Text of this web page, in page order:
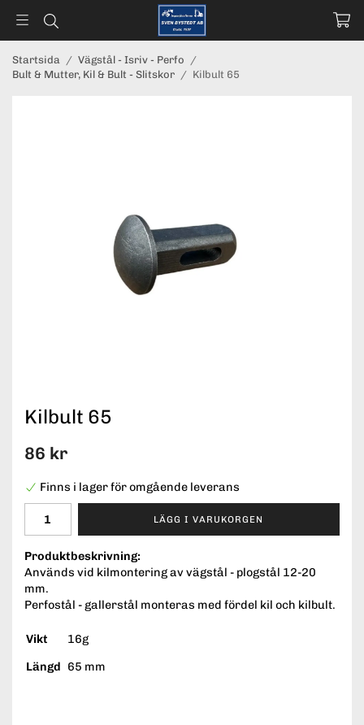
Startsida / Vägstål - Isriv - Perfo /
Bult & Mutter, Kil & Bult - Slitskor / Kilbult 65
Kilbult 65
86 kr
Finns i lager för omgående leverans
LÄGG I VARUKORGEN
Produktbeskrivning:
Används vid kilmontering av vägstål - plogstål 12-20
mm.
Perfostål - gallerstål monteras med fördel kil och kilbult.
Vikt
16g
Längd 65 mm